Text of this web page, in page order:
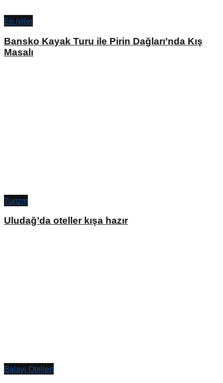
En iyiler
Bansko Kayak Turu ile Pirin Dağları’nda Kış
Masalı
Turizm
Uludağ’da oteller kışa hazır
Balayı Otelleri